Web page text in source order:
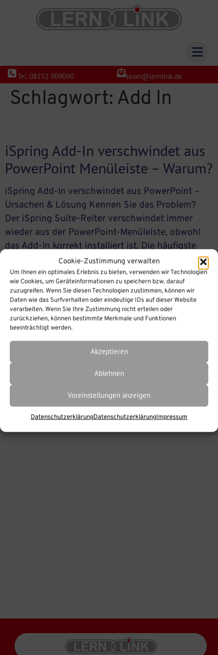
Cookie-Zustimmung verwalten
Um Ihnen ein optimales Erlebnis zu bieten, verwenden wir Technologien
wie Cookies, um Geräteinformationen zu speichern bzw. darauf
zuzugreifen. Wenn Sie diesen Technologien zustimmen, können wir
Daten wie das Surfverhalten oder eindeutige IDs auf dieser Website
verarbeiten. Wenn Sie Ihre Zustimmung nicht erteilen oder
zurückziehen, können bestimmte Merkmale und Funktionen
beeinträchtigt werden.
Akzeptieren
Ablehnen
Voreinstellungen anzeigen
DatenschutzerklärungDatenschutzerklärungImpressum
Tel. 08152 909090 team@lernlink.de
Schlagwort: Add In
iSpring Add-In verschwindet aus
PowerPoint Menüleiste – Warum?
iSpring Add-In verschwindet aus PowerPoint –
Ursachen & Lösung Kennen Sie das Problem?
Der iSpring Suite-Reiter verschwindet immer
wieder aus der PowerPoint-Menüleiste, obwohl
das Add-In korrekt installiert ist. Die häufigste
Ursache ist eine blockierte Verbindung zum
iSpring-Server – meist ausgelöst durch Antiviren-
Software oder eine Firewall. In diesem Beitrag
erfahren Sie, wie Sie das Problem dauerhaft
beheben. […]